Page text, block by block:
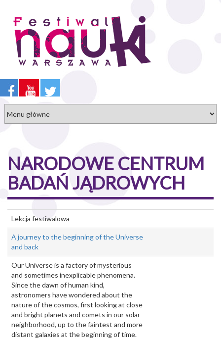
treści
NARODOWE CENTRUM
BADAŃ JĄDROWYCH
Lekcja festiwalowa
A journey to the beginning of the Universe
and back
Our Universe is a factory of mysterious
and sometimes inexplicable phenomena.
Since the dawn of human kind,
astronomers have wondered about the
nature of the cosmos, first looking at close
and bright planets and comets in our solar
neighborhood, up to the faintest and more
distant galaxies at the beginning of time.